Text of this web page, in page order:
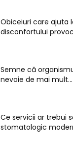
Obiceiuri care ajuta
disconfortului
Semne că
nevoie de mai mult...
Ce servicii ar trebui
stomatologic